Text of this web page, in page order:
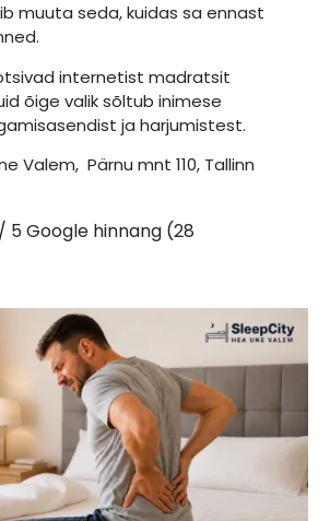
muuta seda, kuidas sa ennast
internetist madratsit
õige valik sõltub inimese
ja harjumistest.
Valem, Pärnu mnt 110, Tallinn
5 Google hinnang (28